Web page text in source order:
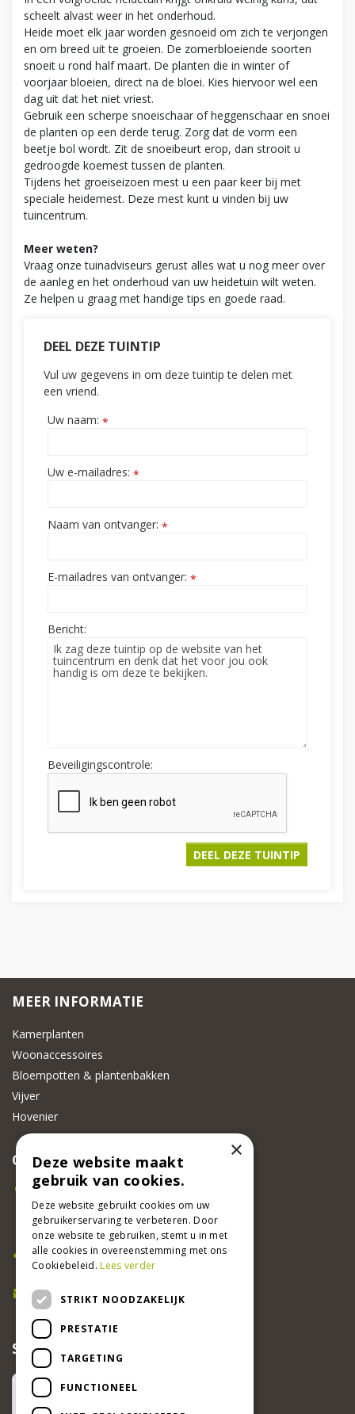
scheelt alvast weer in het onderhoud.
Heide moet elk jaar worden gesnoeid om zich te verjongen
en om breed uit te groeien. De zomerbloeiende soorten
snoeit u rond half maart. De planten die in winter of
voorjaar bloeien, direct na de bloei. Kies hiervoor wel een
dag uit dat het niet vriest.
Gebruik een scherpe snoeischaar of heggenschaar en snoei
de planten op een derde terug. Zorg dat de vorm een
beetje bol wordt. Zit de snoeibeurt erop, dan strooit u
gedroogde koemest tussen de planten.
Tijdens het groeiseizoen mest u een paar keer bij met
speciale heidemest. Deze mest kunt u vinden bij uw
tuincentrum.
Meer weten?
Vraag onze tuinadviseurs gerust alles wat u nog meer over
de aanleg en het onderhoud van uw heidetuin wilt weten.
Ze helpen u graag met handige tips en goede raad.
DEEL DEZE TUINTIP
Vul uw gegevens in om deze tuintip te delen met
een vriend.
Uw naam: *
Uw e-mailadres: *
Naam van ontvanger: *
E-mailadres van ontvanger: *
Bericht:
Beveiligingscontrole:
MEER INFORMATIE
Kamerplanten
Woonaccessoires
Bloempotten & plantenbakken
Vijver
Hovenier
CONTACT
Beeker Tuincentrum
Adsteeg 31
6191 PW Beek
Bel ons
046 437 2881
E-mail
info@beekertuincentrum.nl
SCHRIJF EEN RECENSIE EN WIN!
×
Deze website maakt
gebruik van cookies.
Deze website gebruikt cookies om uw
gebruikerservaring te verbeteren. Door
onze website te gebruiken, stemt u in met
alle cookies in overeenstemming met ons
Cookiebeleid.Lees verder
STRIKT NOODZAKELIJK
PRESTATIE
TARGETING
FUNCTIONEEL